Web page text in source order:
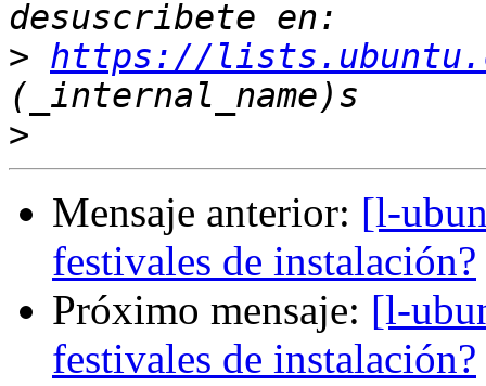
> https://
>
Mensaje anterior: [l-
festivales de instalación?
Próximo mensaje: [l-
festivales de instalación?